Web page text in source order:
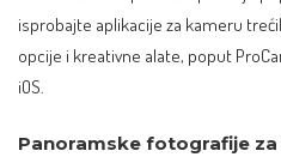
isprobajte aplikacije za kameru
opcije i kreativne alate, poput
iOS.
Panoramske fotografije